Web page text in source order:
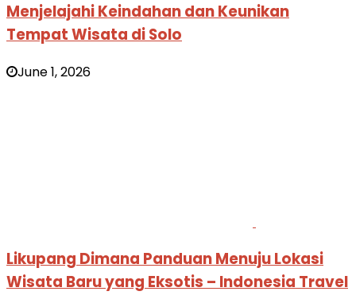
Menjelajahi Keindahan dan Keunikan
Tempat Wisata di Solo
June 1, 2026
Likupang Dimana Panduan Menuju Lokasi
Wisata Baru yang Eksotis – Indonesia Travel